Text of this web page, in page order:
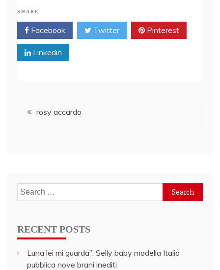
SHARE
Facebook Twitter Pinterest
Linkedin
Postrosy accardo
Search
for:
RECENT POSTS
Luna lei mi guarda”: Selly baby modella Italia
pubblica nove brani inediti